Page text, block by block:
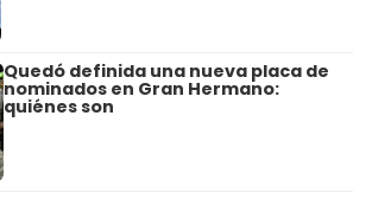
Quedó definida una nueva placa de
nominados en Gran Hermano:
quiénes son